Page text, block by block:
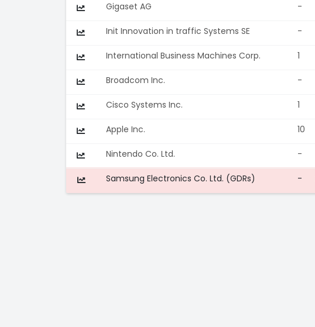
Gigaset AG
-
Init Innovation in traffic Systems SE -
International Business Machines Corp. 1
Broadcom Inc. -
Cisco Systems Inc. 1
Apple Inc. 10
Nintendo Co. Ltd. -
Samsung Electronics Co. Ltd. (GDRs) -